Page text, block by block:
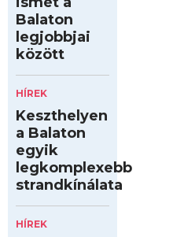
Balaton
legjobbjai
között
HÍREK
Keszthelyen
a Balaton
egyik
legkomplexebb
strandkínálata
HÍREK